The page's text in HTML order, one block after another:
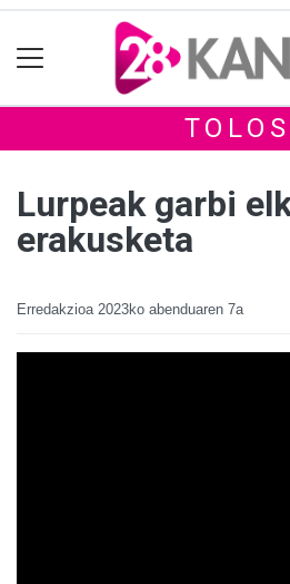
Lurpeak garbi
erakusketa
Erredakzioa 2023ko abenduaren 7a